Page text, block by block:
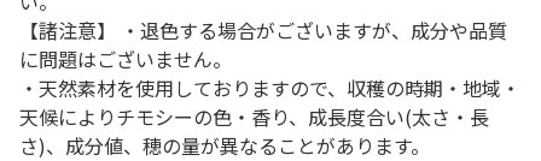
【諸注意】 ・退色する場合がございますが、成分や品質
に問題はございません。
・天然素材を使用しておりますので、収穫の時期・地域・
天候によりチモシーの色・香り、成長度合い(太さ・長
さ)、成分値、穂の量が異なることがあります。